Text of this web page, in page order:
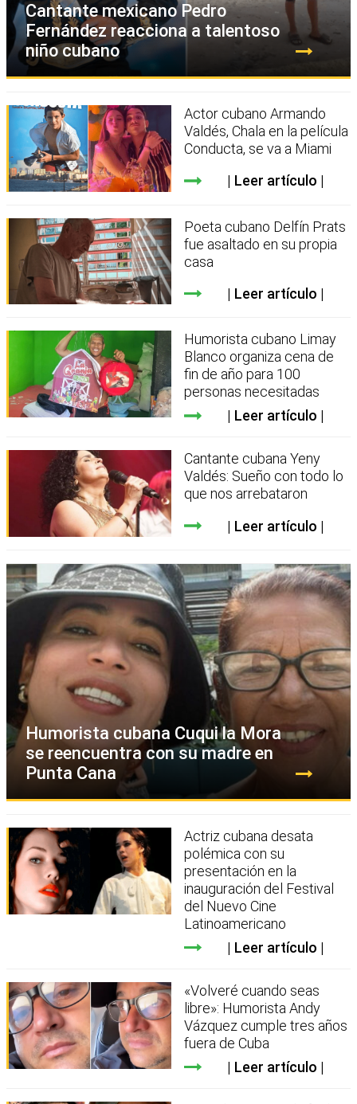
Cantante mexicano Pedro
Fernández reacciona a talentoso
niño cubano
Actor cubano Armando
Valdés, Chala en la película
Conducta, se va a Miami
Leer artículo
Poeta cubano Delfín Prats
fue asaltado en su propia
casa
Leer artículo
Humorista cubano Limay
Blanco organiza cena de
fin de año para 100
personas necesitadas
Leer artículo
Cantante cubana Yeny
Valdés: Sueño con todo lo
que nos arrebataron
Leer artículo
Humorista cubana Cuqui la Mora
se reencuentra con su madre en
Punta Cana
Actriz cubana desata
polémica con su
presentación en la
inauguración del Festival
del Nuevo Cine
Latinoamericano
Leer artículo
«Volveré cuando seas
libre»: Humorista Andy
Vázquez cumple tres años
fuera de Cuba
Leer artículo